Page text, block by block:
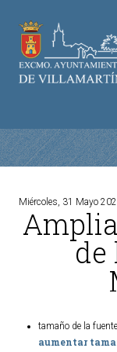
AYUNTAMIENTO
Saluda de la
Equipo de
Corporación
Delegaciones
Teléfonos de
Miércoles, 31 Mayo
de
tamaño de la fuente
aumentar